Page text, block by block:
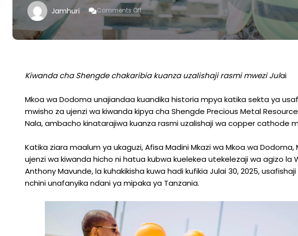
Jamhuri Comments Off
On
Dodoma
Wa
Shaba
Kiwanda cha Shengde chakaribia kuanza uzalishaji rasmi mwezi Julai
Mkoa wa Dodoma unajiandaa kuandika historia mpya katika sekta ya
mwisho za ujenzi wa kiwanda kipya cha Shengde Precious Metal
Nala, ambacho kinatarajiwa kuanza rasmi uzalishaji wa copper cathode
Katika ziara maalum ya ukaguzi, Afisa Madini Mkazi wa Mkoa wa
ujenzi wa kiwanda hicho ni hatua kubwa kuelekea utekelezaji wa agizo la
Anthony Mavunde, la kuhakikisha kuwa hadi kufikia Julai 30, 2025,
nchini unafanyika ndani ya mipaka ya Tanzania.